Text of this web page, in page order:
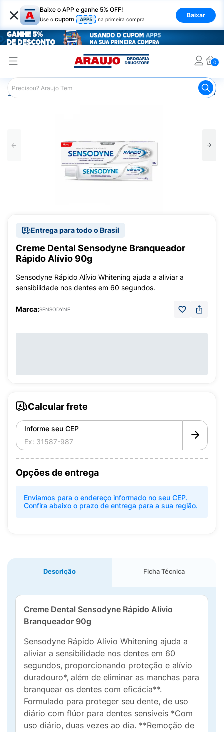
× Baixe o APP e ganhe 5% OFF!
Use o cupom APP5 na primeira compra
Baixar
0
Araujo Higiene Pessoal Pasta de Dente
Entrega para todo o Brasil
Creme Dental Sensodyne Branqueador
Rápido Alívio 90g
Sensodyne Rápido Alívio Whitening ajuda a aliviar a
sensibilidade nos dentes em 60 segundos.
Marca:SENSODYNE
Calcular frete
Informe seu CEP
Opções de entrega
Enviamos para o endereço informado no seu CEP.
Confira abaixo o prazo de entrega para a sua região.
Descrição Ficha Técnica
Creme Dental Sensodyne Rápido Alívio
Branqueador 90g
Sensodyne Rápido Alívio Whitening ajuda a
aliviar a sensibilidade nos dentes em 60
segundos, proporcionando proteção e alívio
duradouro*, além de eliminar as manchas para
branquear os dentes com eficácia**.
Formulado para proteger seu dente, de uso
diário com flúor para dentes sensíveis *Com
uso diário, duas vezes ao dia. **Remoção de